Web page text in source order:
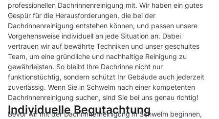
professionellen Dachrinnenreinigung mit. Wir haben ein gutes
Gespür für die Herausforderungen, die bei der
Dachrinnenreinigung entstehen können, und passen unsere
Vorgehensweise individuell an jede Situation an. Dabei
vertrauen wir auf bewährte Techniken und unser geschultes
Team, um eine gründliche und nachhaltige Reinigung zu
gewährleisten. So bleibt Ihre Dachrinne nicht nur
funktionstüchtig, sondern schützt Ihr Gebäude auch jederzeit
zuverlässig. Wenn Sie in Schwelm nach einer kompetenten
Dachrinnenreinigung suchen, sind Sie bei uns genau richtig!
Individuelle Begutachtung
Bevor wir mit der Dachrinnenreinigung in Schwelm beginnen,